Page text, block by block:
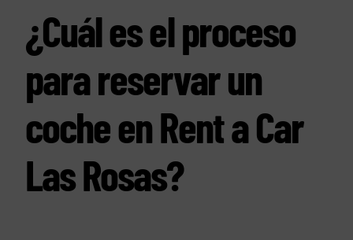
¿Cuál es el proceso
para reservar un
coche en Rent a Car
Las Rosas?